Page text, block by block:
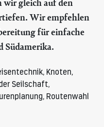
Wir empfehlen
für einfache
Südamerika.
Knoten,
Seilschaft,
Routenwahl